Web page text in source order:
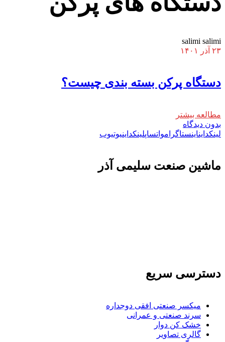
salimi salimi
۲۳ آذر ۱۴۰۱
دستگاه پرکن بسته بندی چیست؟
مطالعه بیشتر
بدون دیدگاه
لینکدایناینستاگرامواتساپلینکداینیوتیوب
ماشين صنعت سليمی آذر
دسترسی سریع
میکسر صنعتی افقی دوجداره
سرند صنعتی و عمرانی
خشک کن دوار
گالری تصاویر